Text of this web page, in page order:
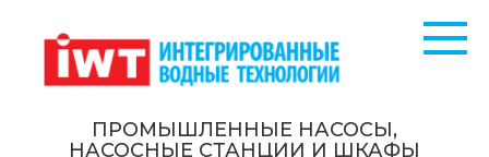
ПРОМЫШЛЕННЫЕ НАСОСЫ,
НАСОСНЫЕ СТАНЦИИ И ШКАФЫ